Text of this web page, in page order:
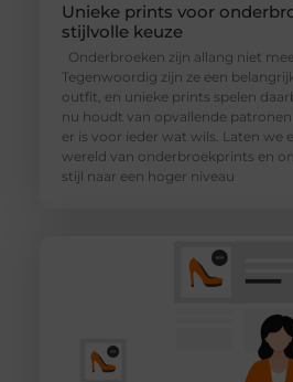
Unieke prints voor
stijlvolle keuze
Onderbroeken zijn allang niet
Tegenwoordig zijn ze een
outfit, en unieke prints spelen
nu houdt van opvallende
er is voor ieder wat wils. Laten we
wereld van onderbroekprints en
stijl naar een hoger niveau